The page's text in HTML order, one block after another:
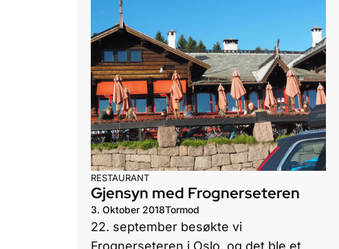
RESTAURANT
Gjensyn med Frognerseteren
3. Oktober 2018Tormod
22. september besøkte vi
Frognerseteren i Oslo, og det ble et